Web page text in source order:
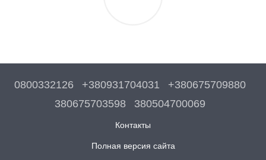
0800332126 +380931704031
+380675709880
380675703598
380504700069
Контакты
Полная версия сайта